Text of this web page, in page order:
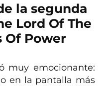
la segunda
Lord Of The
Of Power
muy emocionante:
en la pantalla más